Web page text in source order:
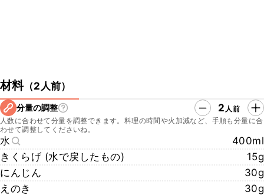
材料（2人前）
分量の調整 2 人前
人数に合わせて分量を調整できます。料理の時間や火加減など、手順も分量に合
わせて調整してくださいね。
水
400ml
きくらげ (水で戻したもの)
15g
にんじん
30g
えのき
30g